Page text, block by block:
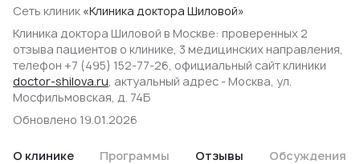
Сеть клиник «Клиника доктора Шиловой»
Клиника доктора Шиловой в Москве: проверенных 2
отзыва пациентов о клинике, 3 медицинских направления,
телефон +7 (495) 152-77-26, официальный сайт клиники
doctor-shilova.ru, актуальный адрес - Москва, ул.
Мосфильмовская, д. 74Б
Обновлено 19.01.2026
О клинике Программы Отзывы Обсуждения